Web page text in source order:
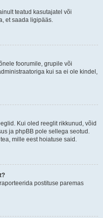
teatud kasutajatel või
et saada ligipääs.
foorumile, grupile või
kui sa ei ole kindel,
Kui oled reeglit rikkunud, võid
ja phpBB pole sellega seotud.
mille eest hoiatuse said.
postituse paremas